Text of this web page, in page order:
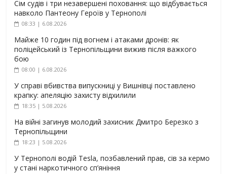
Сім судів і три незавершені поховання: що відбувається
навколо Пантеону Героїв у Тернополі
08:33 | 6.08.2026
Майже 10 годин під вогнем і атаками дронів: як
поліцейський із Тернопільщини вижив після важкого
бою
08:00 | 6.08.2026
У справі вбивства випускниці у Вишнівці поставлено
крапку: апеляцію захисту відхилили
18:35 | 5.08.2026
На війні загинув молодий захисник Дмитро Березко з
Тернопільщини
18:23 | 5.08.2026
У Тернополі водій Tesla, позбавлений прав, сів за кермо
у стані наркотичного сп’яніння